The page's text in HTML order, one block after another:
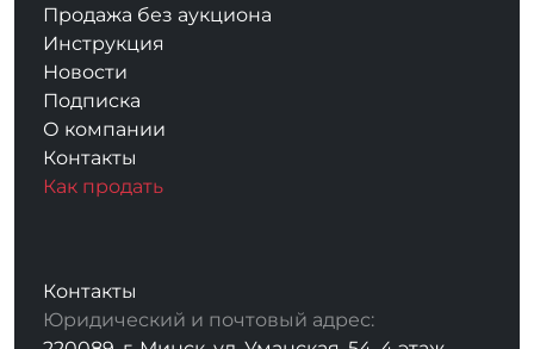
Продажа без аукциона
Инструкция
Новости
Подписка
О компании
Контакты
Как продать
Контакты
Юридический и почтовый адрес: